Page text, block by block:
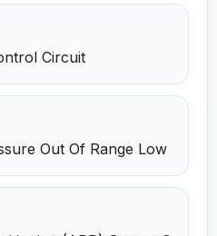
Circuit
Out Of Range Low